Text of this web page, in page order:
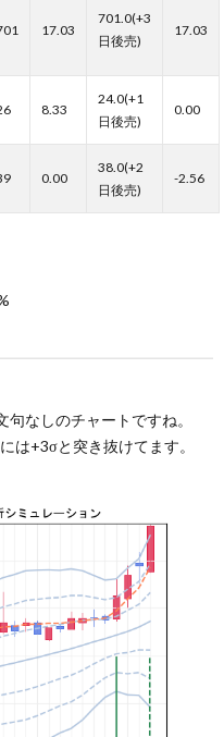
17.03
701.0(+3
日後売)
17.03
8.33
24.0(+1
日後売)
0.00
0.00
38.0(+2
日後売)
-2.56
なしのチャートですね。
は+3σと突き抜けてます。